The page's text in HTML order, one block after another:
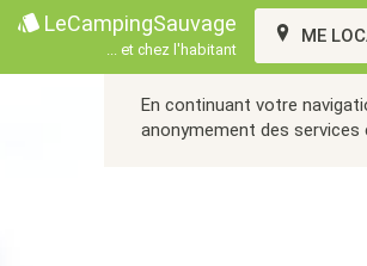
LeCampingSauvage
... et chez l'habitant
ME
En continuant votre
anonymement des